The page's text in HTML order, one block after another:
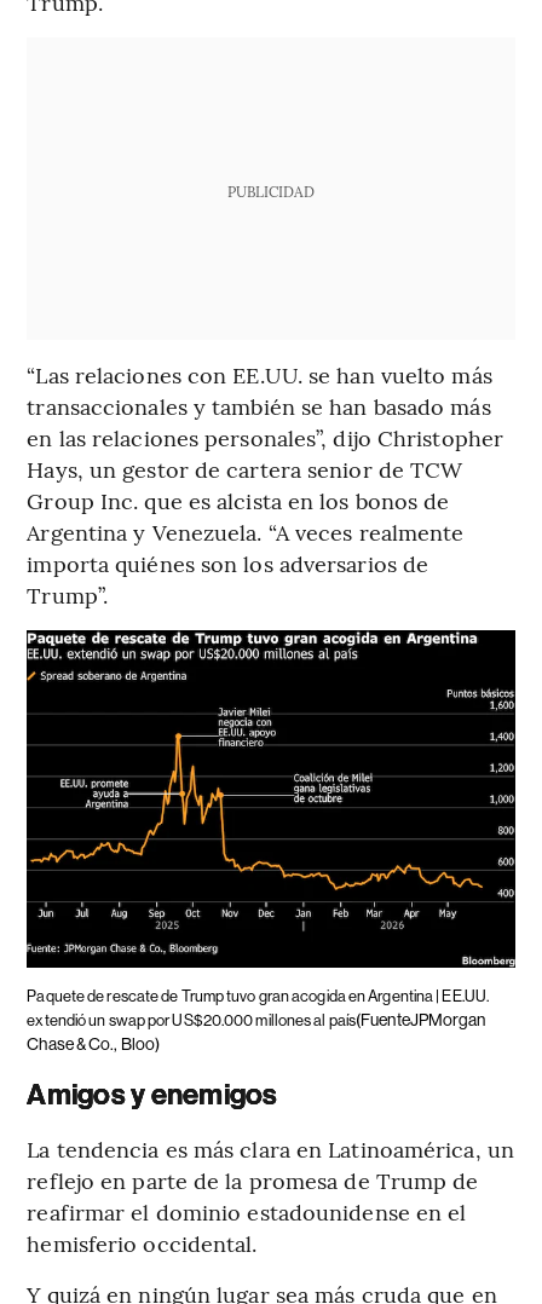
PUBLICIDAD
“Las relaciones con EE.UU. se han vuelto más
transaccionales y también se han basado más
en las relaciones personales”, dijo Christopher
Hays, un gestor de cartera senior de TCW
Group Inc. que es alcista en los bonos de
Argentina y Venezuela. “A veces realmente
importa quiénes son los adversarios de
Trump”.
Paquete de rescate de Trump tuvo gran acogida en Argentina | EE.UU.
extendió un swap por US$20.000 millones al país(FuenteJPMorgan
Chase & Co., Bloo)
Amigos y enemigos
La tendencia es más clara en Latinoamérica, un
reflejo en parte de la promesa de Trump de
reafirmar el dominio estadounidense en el
hemisferio occidental.
Y quizá en ningún lugar sea más cruda que en